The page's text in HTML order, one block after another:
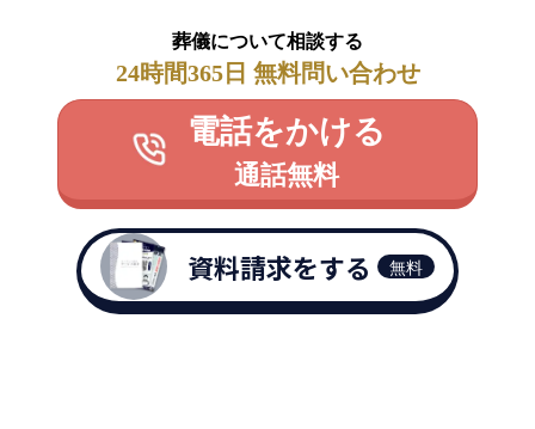
葬儀について相談する
24時間365日 無料問い合わせ
電話をかける
通話無料
資料請求をする 無料